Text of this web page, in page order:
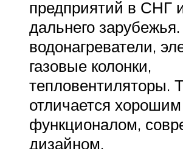
предприятий в СНГ
дальнего
водонагреватели,
газовые колонки,
тепловентиляторы.
отличается хорошим
функционалом,
дизайном.